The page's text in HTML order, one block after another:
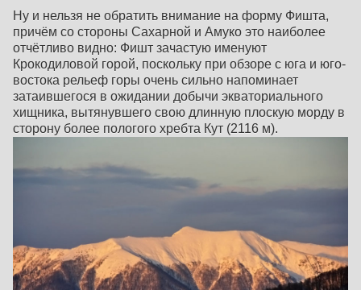
Ну и нельзя не обратить внимание на форму Фишта,
причём со стороны Сахарной и Амуко это наиболее
отчётливо видно: Фишт зачастую именуют
Крокодиловой горой, поскольку при обзоре с юга и юго-
востока рельеф горы очень сильно напоминает
затаившегося в ожидании добычи экваториального
хищника, вытянувшего свою длинную плоскую морду в
сторону более пологого хребта Кут (2116 м).